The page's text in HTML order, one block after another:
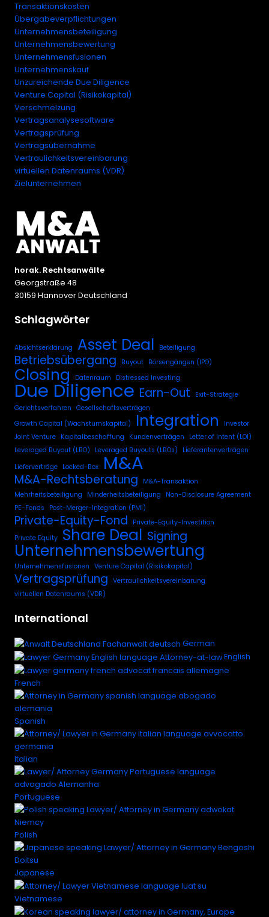
Transaktionskosten
Übergabeverpflichtungen
Unternehmensbeteiligung
Unternehmensbewertung
Unternehmensfusionen
Unternehmenskauf
Unzureichende Due Diligence
Venture Capital (Risikokapital)
Verschmelzung
Vertragsanalysesoftware
Vertragsprüfung
Vertragsübernahme
Vertraulichkeitsvereinbarung
virtuellen Datenraums (VDR)
Zielunternehmen
horak. Rechtsanwälte
Georgstraße 48
30159 Hannover Deutschland
Schlagwörter
Absichtserklärung Asset Deal Beteiligung
Betriebsübergang Buyout Börsengängen (IPO)
Closing Datenraum Distressed Investing
Due Diligence Earn-Out
Exit-Strategie
Gerichtsverfahren Gesellschaftsverträgen
Growth Capital (Wachstumskapital)
Integration
Investor
Joint Venture Kapitalbeschaffung Kundenverträgen
Letter of Intent (LOI)
Leveraged Buyout (LBO)
Leveraged Buyouts (LBOs)
Lieferantenverträgen
Lieferverträge Locked-Box M&A
M&A-Rechtsberatung
M&A-Transaktion
Mehrheitsbeteiligung
Minderheitsbeteiligung
Non-Disclosure Agreement
PE-Fonds
Post-Merger-Integration (PMI)
Private-Equity-Fond
Private-Equity-Investition
Private Equity Share Deal Signing
Unternehmensbewertung
Unternehmensfusionen Venture Capital (Risikokapital)
Vertragsprüfung Vertraulichkeitsvereinbarung
virtuellen Datenraums (VDR)
International
German
English
French
Spanish
Italian
Portuguese
Polish
Japanese
Vietnamese